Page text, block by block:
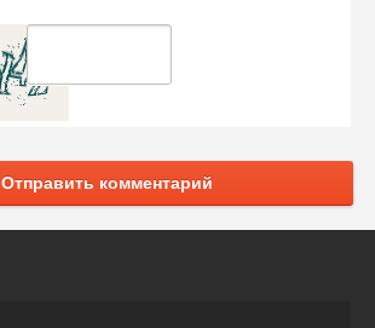
Отправить комментарий